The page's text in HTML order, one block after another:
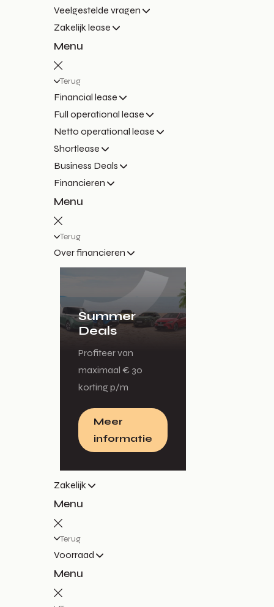
Veelgestelde vragen
Zakelijk lease
Menu
Terug
Financial lease
Full operational lease
Netto operational lease
Shortlease
Business Deals
Financieren
Menu
Terug
Over financieren
Summer
Deals
Profiteer van
maximaal € 30
korting p/m
Meer
informatie
Zakelijk
Menu
Terug
Voorraad
Menu